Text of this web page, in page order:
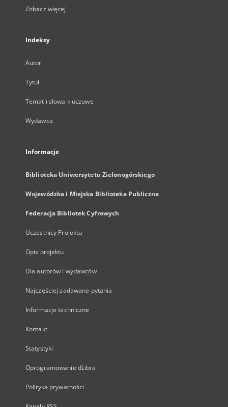
Zobacz więcej
Indeksy
Autor
Tytuł
Temat i słowa kluczowe
Wydawca
Informacje
Biblioteka Uniwersytetu Zielonogórskiego
Wojewódzka i Miejska Biblioteka Publiczna
Federacja Bibliotek Cyfrowych
Uczestnicy Projektu
Opis projektu
Dla autorów i wydawców
Najczęściej zadawane pytania
Informacje techniczne
Kontakt
Statystyki
Oprogramowanie dLibra
Polityka prywatności